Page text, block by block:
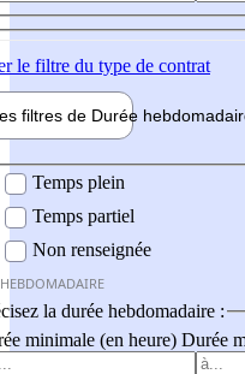
le filtre du type de contrat
filtres de Durée hebdo
Temps plein
Temps partiel
Non renseignée
la durée hebdomadaire :
minimale (en heure) Durée